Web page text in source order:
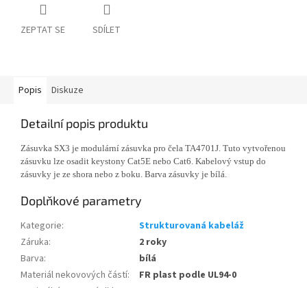
ZEPTAT SE SDÍLET
Popis Diskuze
Detailní popis produktu
Zásuvka SX3 je modulární zásuvka pro čela TA4701J. Tuto vytvořenou
zásuvku lze osadit keystony Cat5E nebo Cat6. Kabelový vstup do
zásuvky je ze shora nebo z boku. Barva zásuvky je bílá.
Doplňkové parametry
Kategorie:
Strukturovaná kabeláž
Záruka:
2 roky
Barva:
bílá
Materiál nekovových částí:
FR plast podle UL94-0